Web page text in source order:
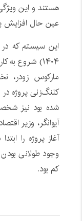
هستند و این
عین حال افزایش
۱۴۰۴) شروع
مارکوس زودر،
شده بود نیز
آیوانگر، وزیر
آغاز پروژه را
وجود طولانی
کم بود.